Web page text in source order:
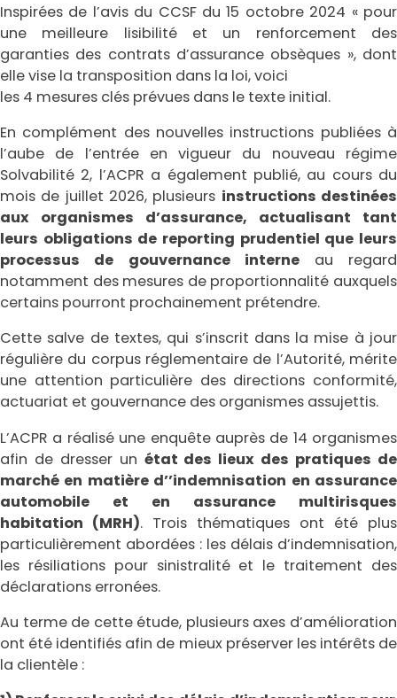
Inspirées de l’avis du CCSF du 15 octobre 2024 « pour
une meilleure lisibilité et un renforcement des
garanties des contrats d’assurance obsèques », dont
elle vise la transposition dans la loi, voici
les 4 mesures clés prévues dans le texte initial.
En complément des nouvelles instructions publiées à
l’aube de l’entrée en vigueur du nouveau régime
Solvabilité 2, l’ACPR a également publié, au cours du
mois de juillet 2026, plusieurs instructions destinées
aux organismes d’assurance, actualisant tant
leurs obligations de reporting prudentiel que leurs
processus de gouvernance interne au regard
notamment des mesures de proportionnalité auxquels
certains pourront prochainement prétendre.
Cette salve de textes, qui s’inscrit dans la mise à jour
régulière du corpus réglementaire de l’Autorité, mérite
une attention particulière des directions conformité,
actuariat et gouvernance des organismes assujettis.
L’ACPR a réalisé une enquête auprès de 14 organismes
afin de dresser un état des lieux des pratiques de
marché en matière d’’indemnisation en assurance
automobile et en assurance multirisques
habitation (MRH). Trois thématiques ont été plus
particulièrement abordées : les délais d’indemnisation,
les résiliations pour sinistralité et le traitement des
déclarations erronées.
Au terme de cette étude, plusieurs axes d’amélioration
ont été identifiés afin de mieux préserver les intérêts de
la clientèle :